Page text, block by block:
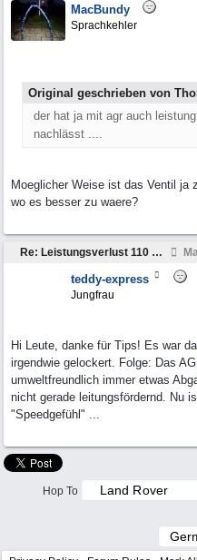
MacBundy
Sprachkehler
Original geschrieben von
der hat ja mit agr auch
nachlässt ....
Moeglicher Weise ist das Ventil ja
wo es besser zu waere?
Re: Leistungsverlust 110 Td5
teddy-express
Jungfrau
Hi Leute, danke für Tips! Es war
irgendwie gelockert. Folge: Das
umweltfreundlich immer etwas
nicht gerade leitungsfördernd. Nu
"Speedgefühl" ...
Hop To